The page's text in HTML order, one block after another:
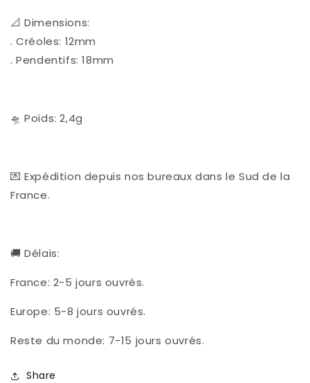
📐 Dimensions:
. Créoles: 12mm
. Pendentifs: 18mm
🛸 Poids: 2,4g
💌 Expédition depuis nos bureaux dans le Sud de la
France.
🚚 Délais:
France: 2-5 jours ouvrés.
Europe: 5-8 jours ouvrés.
Reste du monde: 7-15 jours ouvrés.
Share